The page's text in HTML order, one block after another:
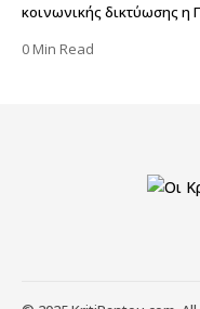
κοινωνικής δικτύωσης η
0 Min Read